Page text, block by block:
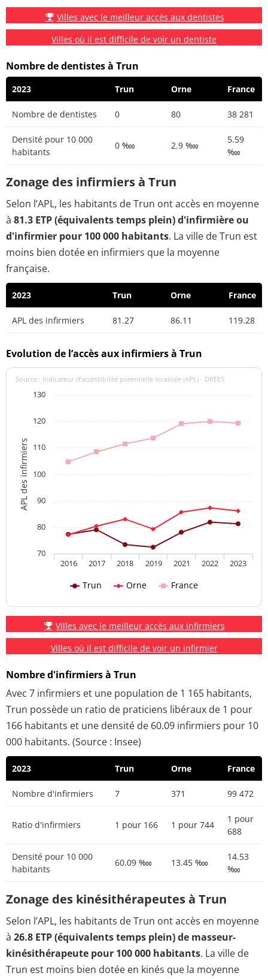
Villes avec le meilleur accès aux dentistes
Villes où il est difficile de voir un dentiste
Nombre de dentistes à Trun
2023 Trun Orne France
Nombre de dentistes 0 80 38 281
Densité pour 10 000
habitants
0 ‱ 2.9 ‱
5.59
‱
Zonage des infirmiers à Trun
Selon l’APL, les habitants de Trun ont accès en moyenne
à 81.3 ETP (équivalents temps plein) d'infirmière ou
d'infirmier pour 100 000 habitants. La ville de Trun est
moins bien dotée en infirmiers que la moyenne
française.
2023 Trun Orne France
APL des infirmiers 81.27 86.11 119.28
Evolution de l’accès aux infirmiers à Trun
APL des infirmiers
Source : indicateur d’accessibilité potentielle localisée (APL) - DREES
Trun Orne France
2016 2017 2018 2019 2021 2022 2023
70
80
90
100
110
120
130
Villes avec le meilleur accès aux infirmiers
Villes où il est difficile de voir un infirmier
Nombre d'infirmiers à Trun
Avec 7 infirmiers et une population de 1 165 habitants,
Trun possède un ratio de praticiens libéraux de 1 pour
166 habitants et une densité de 60.09 infirmiers pour 10
000 habitants. (Source : Insee)
2023 Trun Orne France
Nombre d'infirmiers 7 371 99 472
Ratio d'infirmiers 1 pour 166 1 pour 744
1 pour
688
Densité pour 10 000
habitants
60.09 ‱ 13.45 ‱
14.53
‱
Zonage des kinésithérapeutes à Trun
Selon l’APL, les habitants de Trun ont accès en moyenne
à 26.8 ETP (équivalents temps plein) de masseur-
kinésithérapeute pour 100 000 habitants. La ville de
Trun est moins bien dotée en kinés que la moyenne